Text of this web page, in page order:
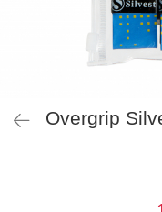
Overgrip